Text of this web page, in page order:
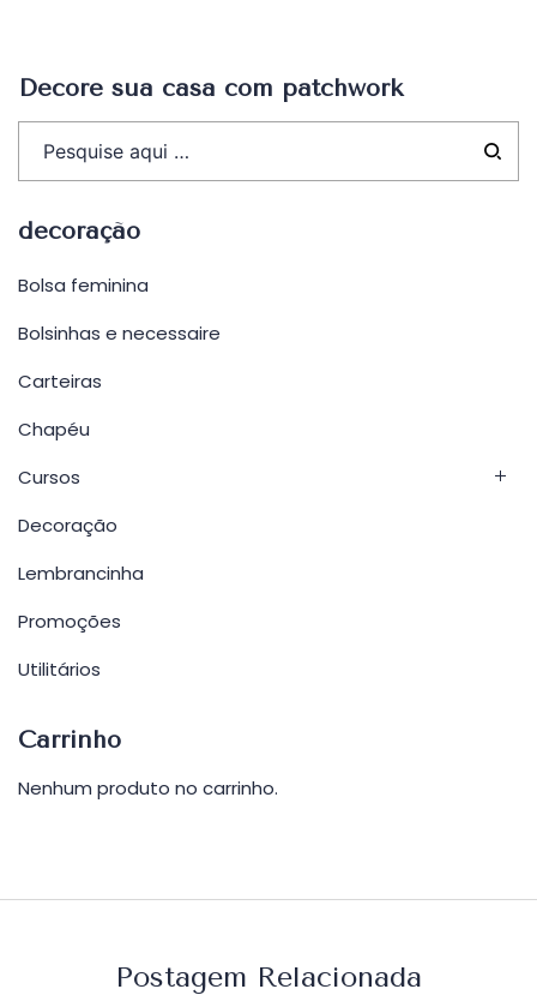
Decore sua casa com patchwork
decoração
Bolsa feminina
Bolsinhas e necessaire
Carteiras
Chapéu
Cursos
Decoração
Lembrancinha
Promoções
Utilitários
Carrinho
Nenhum produto no carrinho.
Postagem Relacionada